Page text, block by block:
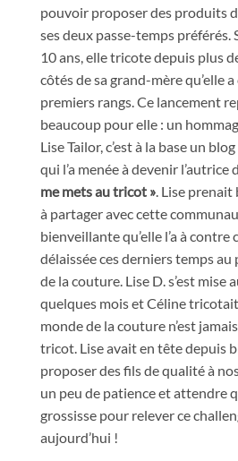
pouvoir proposer des produits
ses deux passe-temps préférés.
10 ans, elle tricote depuis plus
côtés de sa grand-mère qu’elle
premiers rangs. Ce lancement
beaucoup pour elle : un
Lise Tailor, c’est à la base un
qui l’a menée à devenir
me mets au tricot ». Lise prenait
à partager avec cette
bienveillante qu’elle l’a à
délaissée ces derniers temps
de la couture. Lise D. s’est mise
quelques mois et Céline
monde de la couture n’est
tricot. Lise avait en tête depuis
proposer des fils de qualité à
un peu de patience et attendre
grossisse pour relever ce
aujourd’hui !